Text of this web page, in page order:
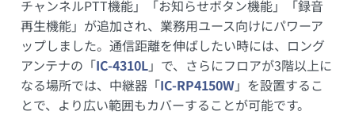
チャンネルPTT機能」「お知らせボタン機能」「録音
再生機能」が追加され、業務用ユース向けにパワーア
ップしました。通信距離を伸ばしたい時には、ロング
アンテナの「IC-4310L」で、さらにフロアが3階以上に
なる場所では、中継器「IC-RP4150W」を設置するこ
とで、より広い範囲もカバーすることが可能です。